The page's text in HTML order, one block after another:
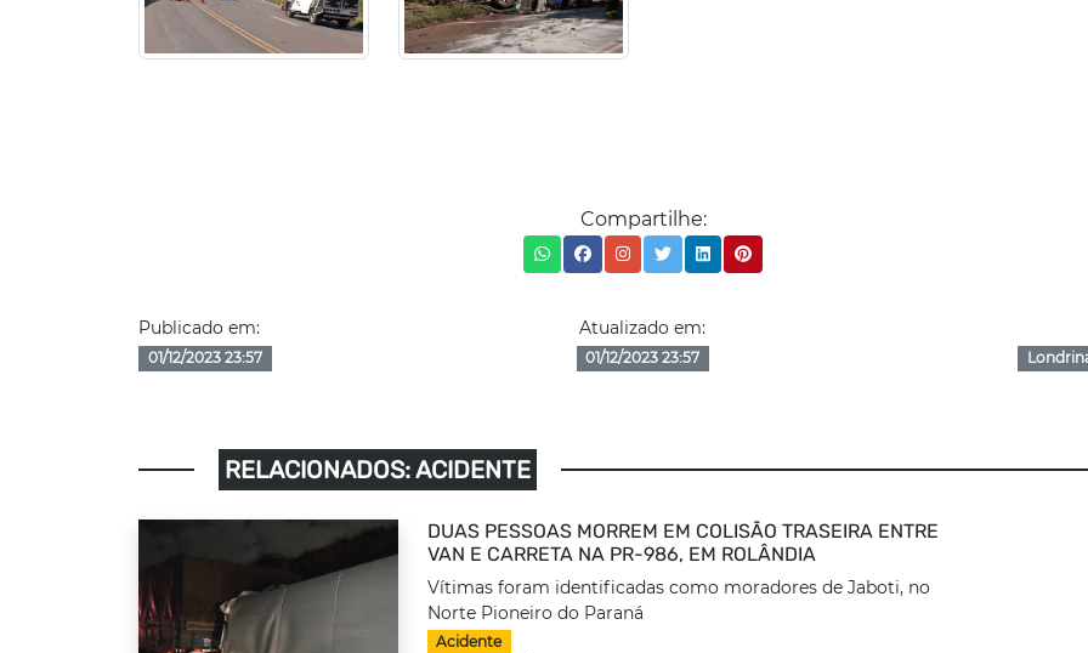
Compartilhe:
Publicado em:
01/12/2023 23:57
Atualizado em:
01/12/2023 23:57
RELACIONADOS: ACIDENTE
DUAS PESSOAS MORREM EM COLISÃO TRASEIRA ENTRE
VAN E CARRETA NA PR-986, EM ROLÂNDIA
Vítimas foram identificadas como moradores de Jaboti, no
Norte Pioneiro do Paraná
Acidente